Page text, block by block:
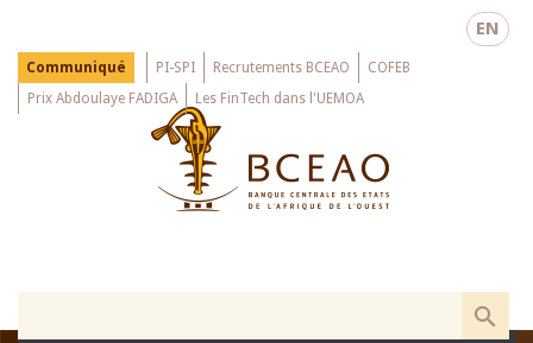
main
EN
Menu
Top
Communiqué PI-SPI Recrutements BCEAO
COFEB
Prix Abdoulaye FADIGA
Les FinTech dans l'UEMOA